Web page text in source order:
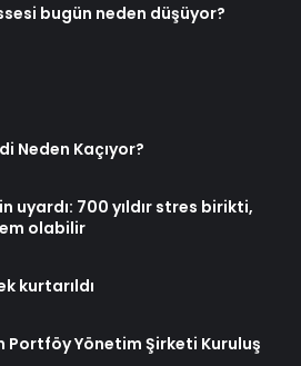
bugün neden düşüyor?
Neden Kaçıyor?
uyardı: 700 yıldır stres birikti,
olabilir
kurtarıldı
Portföy Yönetim Şirketi Kuruluş